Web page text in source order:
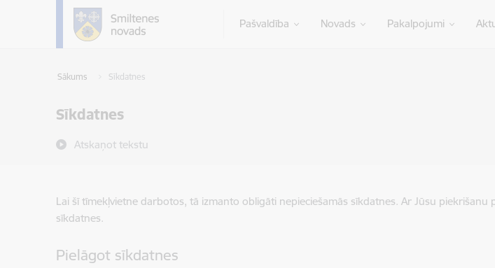
Pāriet uz lapas saturu
Pašvaldība Novads Pakalpojumi
Sākums Sīkdatnes
Sīkdatnes
Atskaņot tekstu
Lai šī tīmekļvietne darbotos, tā izmanto obligāti nepieciešamās sīkdatnes. Ar Jūsu
sīkdatnes.
Pielāgot sīkdatnes